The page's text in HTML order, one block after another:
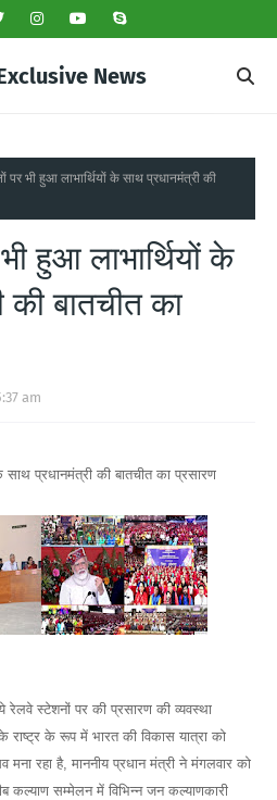
News
पर भी हुआ लाभार्थियों के साथ प्रधानमंत्री की
हुआ लाभार्थियों के
की बातचीत का
am
प्रधानमंत्री की बातचीत का प्रसारण
रेलवे स्टेशनों पर की प्रसारण की व्यवस्था
के रूप में भारत की विकास यात्रा को
रहा है, माननीय प्रधान मंत्री ने मंगलवार को
कल्याण सम्मेलन में विभिन्न जन कल्याणकारी